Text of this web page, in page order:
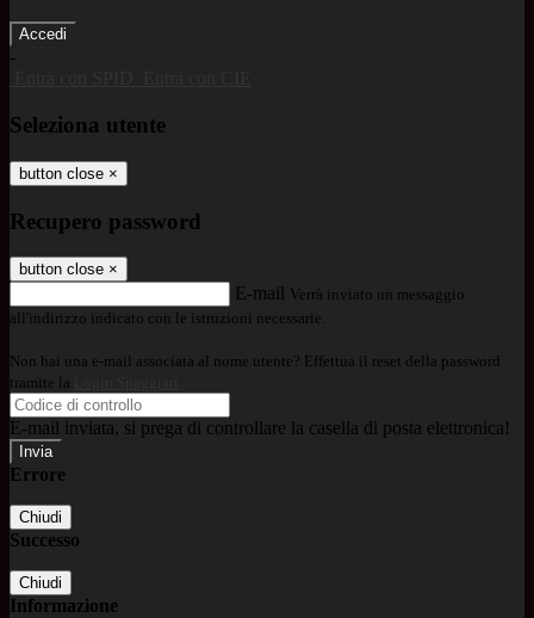
-
Seleziona utente
button close ×
Recupero password
button close ×
E-mail Verrà inviato un messaggio
all'indirizzo indicato con le istruzioni necessarie.
Non hai una e-mail associata al nome utente? Effettua il reset della password
tramite la
E-mail inviata, si prega di controllare la casella di posta elettronica!
Errore
Chiudi
Successo
Chiudi
Informazione